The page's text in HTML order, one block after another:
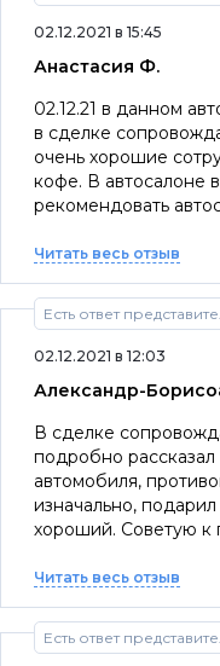
02.12.2021 в 15:45
Анастасия Ф.
02.12.21 в данном
в сделке
очень хорошие
кофе. В автосалоне
рекомендовать
Читать весь отзыв
Есть ответ
02.12.2021 в 12:03
Александр-
В сделке
подробно
автомобиля,
изначально, подарил подарки. В
хороший.
Читать весь отзыв
Есть ответ